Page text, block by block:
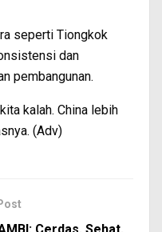
seperti Tiongkok
dan
pembangunan.
kalah. China lebih
(Adv)